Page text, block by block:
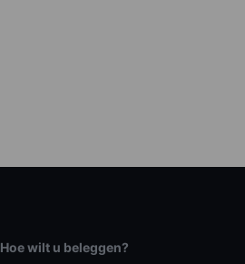
Hoe wilt u beleggen?